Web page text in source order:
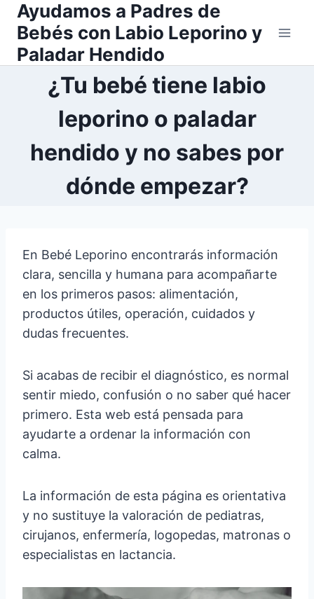
Saltar
contenido
Ayudamos a Padres de
Bebés con Labio Leporino y
Paladar Hendido
¿Tu bebé tiene labio
leporino o paladar
hendido y no sabes por
dónde empezar?
En Bebé Leporino encontrarás información
clara, sencilla y humana para acompañarte
en los primeros pasos: alimentación,
productos útiles, operación, cuidados y
dudas frecuentes.
Si acabas de recibir el diagnóstico, es normal
sentir miedo, confusión o no saber qué hacer
primero. Esta web está pensada para
ayudarte a ordenar la información con
calma.
La información de esta página es orientativa
y no sustituye la valoración de pediatras,
cirujanos, enfermería, logopedas, matronas o
especialistas en lactancia.